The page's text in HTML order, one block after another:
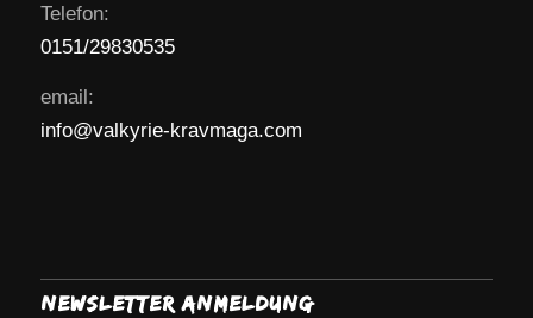
Telefon:
0151/29830535
email:
info@valkyrie-kravmaga.com
Newsletter Anmeldung